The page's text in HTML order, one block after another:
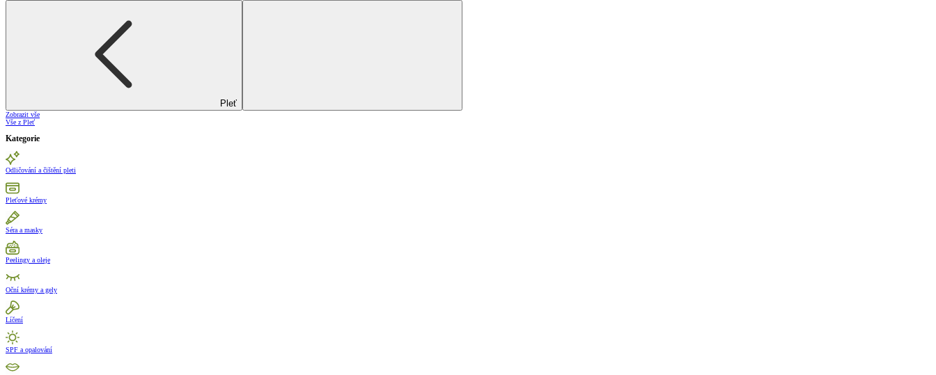
Pleť
Zobrazit vše
Vše z Pleť
Kategorie
Odličování a čištění pleti
Pleťové krémy
Séra a masky
Peelingy a oleje
Oční krémy a gely
Líčení
SPF a opalování